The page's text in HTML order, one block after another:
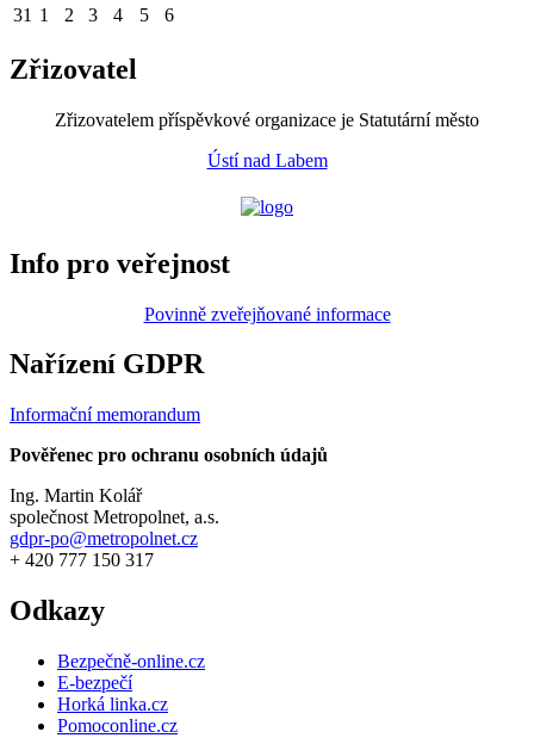
31 1 2 3 4 5 6
Zřizovatel
Zřizovatelem příspěvkové organizace je Statutární město
Ústí nad Labem
Info pro veřejnost
Povinně zveřejňované informace
Nařízení GDPR
Informační memorandum
Pověřenec pro ochranu osobních údajů
Ing. Martin Kolář
společnost Metropolnet, a.s.
gdpr-po@metropolnet.cz
+ 420 777 150 317
Odkazy
Bezpečně-online.cz
E-bezpečí
Horká linka.cz
Pomoconline.cz